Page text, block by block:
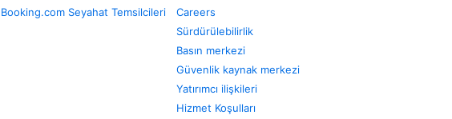
Booking.com Seyahat Temsilcileri
Careers
Sürdürülebilirlik
Basın merkezi
Güvenlik kaynak merkezi
Yatırımcı ilişkileri
Hizmet Koşulları